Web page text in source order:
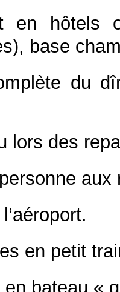
en
base
du
lors des
aux
en petit
en bateau «